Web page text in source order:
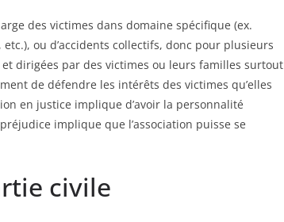
des victimes dans domaine spécifique (ex.
dirigées par des victimes ou leurs familles surtout
en justice implique d’avoir la personnalité
implique que l’association puisse se
civile